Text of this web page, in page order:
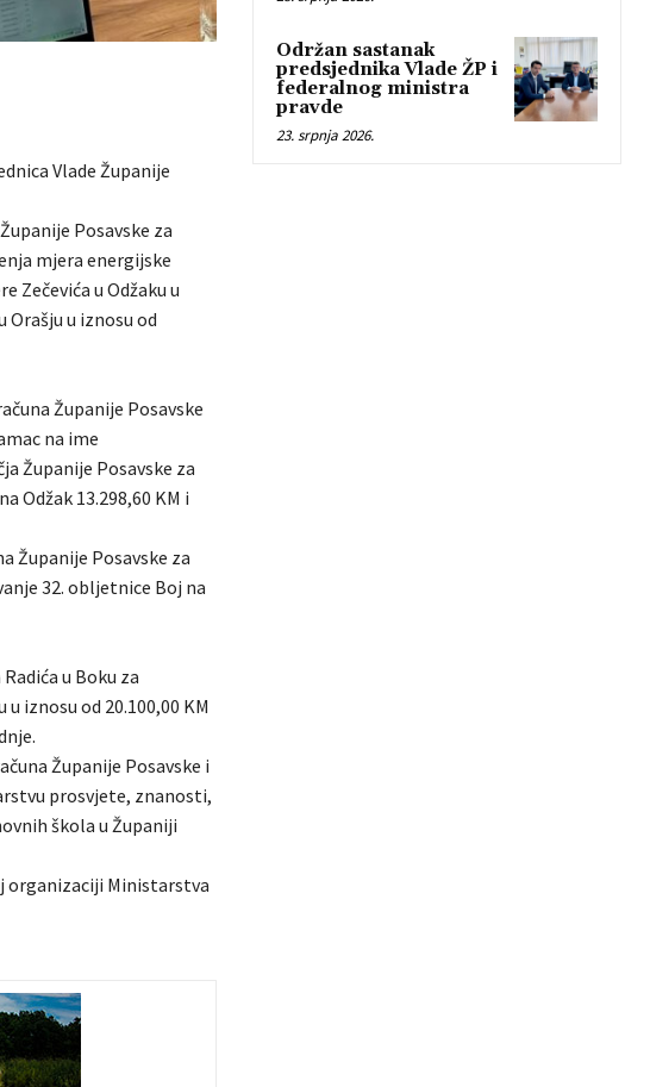
Vlade Županije
Posavske za
mjera energijske
Zečevića u Odžaku u
Orašju u iznosu od
Županije Posavske
na ime
Županije Posavske za
Odžak 13.298,60 KM i
Županije Posavske za
32. obljetnice Boj na
u Boku za
iznosu od 20.100,00 KM
Županije Posavske i
prosvjete, znanosti,
škola u Županiji
organizaciji Ministarstva
Održan sastanak
predsjednika Vlade ŽP i
federalnog ministra
pravde
23. srpnja 2026.